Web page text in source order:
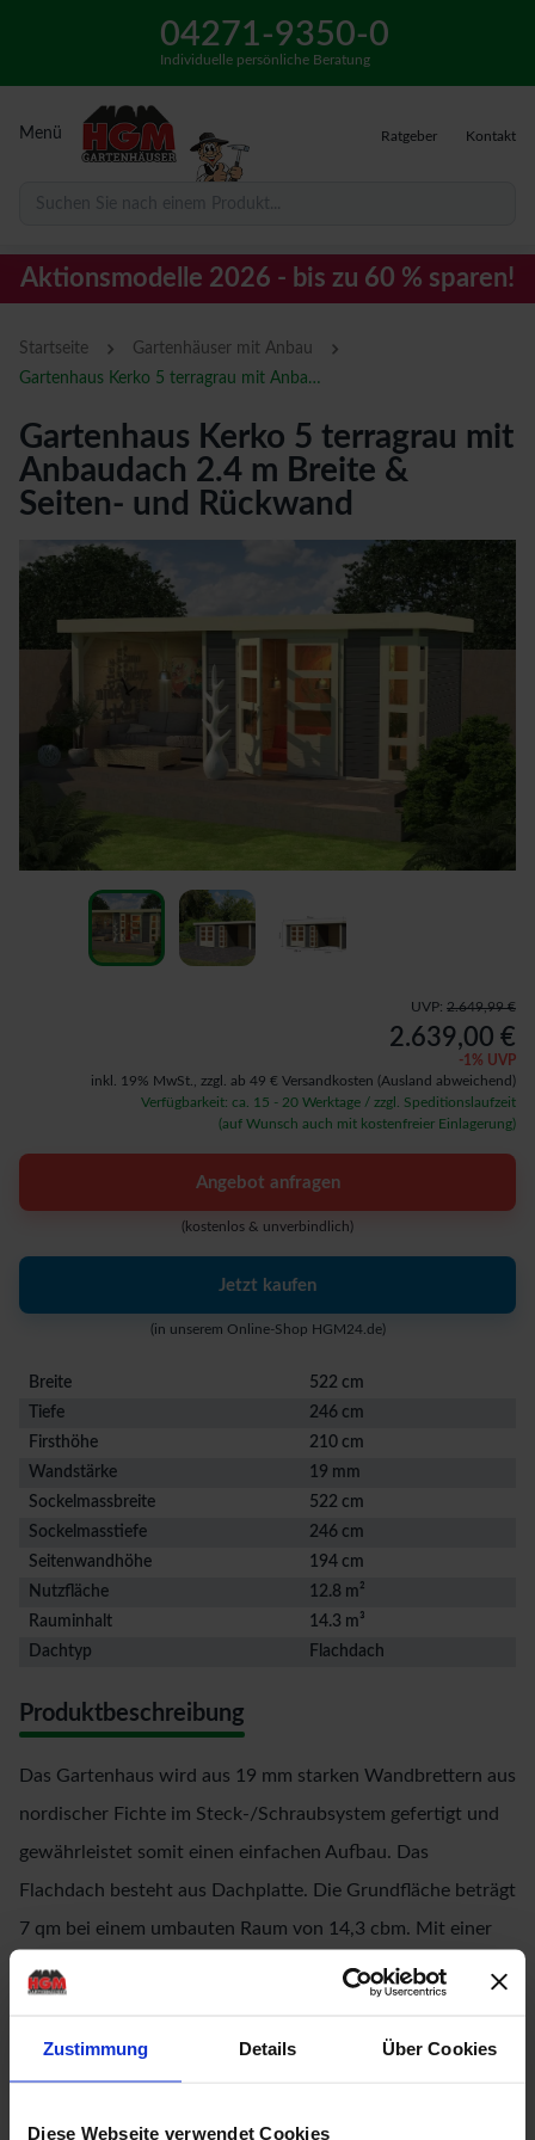
Zustimmung Details Über Cookies
Diese Webseite verwendet Cookies
04271-9350-0
Individuelle persönliche Beratung
Menü Ratgeber Kontakt
Suchen Sie nach einem Produkt...
Aktionsmodelle 2026 - bis zu 60 % sparen!
Startseite › Gartenhäuser mit Anbau ›
Gartenhaus Kerko 5 terragrau mit Anbaudach 2.4 m Breite & Seiten- und Rückwand
Gartenhaus Kerko 5 terragrau mit
Anbaudach 2.4 m Breite &
Seiten- und Rückwand
UVP: 2.649,99 €
2.639,00 €
-1 % UVP
inkl. 19% MwSt., zzgl. ab 49 € Versandkosten (Ausland abweichend)
Verfügbarkeit: ca. 15 - 20 Werktage / zzgl. Speditionslaufzeit
(auf Wunsch auch mit kostenfreier Einlagerung)
Angebot anfragen
(kostenlos & unverbindlich)
Jetzt kaufen
(in unserem Online-Shop HGM24.de)
Breite
522 cm
Tiefe
246 cm
Firsthöhe
210 cm
Wandstärke
19 mm
Sockelmassbreite
522 cm
Sockelmasstiefe
246 cm
Seitenwandhöhe
194 cm
Nutzfläche
12.8 m²
Rauminhalt
14.3 m³
Dachtyp
Flachdach
Produktbeschreibung
Das Gartenhaus wird aus 19 mm starken Wandbrettern aus
nordischer Fichte im Steck-/Schraubsystem gefertigt und
gewährleistet somit einen einfachen Aufbau. Das
Flachdach besteht aus Dachplatte. Die Grundfläche beträgt
7 qm bei einem umbauten Raum von 14,3 cbm. Mit einer
Seitenhöhe von 193.5 cm und einer Firsthöhe von 210 cm
Gartenhaus ohne Anbauten hat ein Sockelmaß von 298 cm
x 242 cm. Bodenbalken sorgen für den Schutz von unten